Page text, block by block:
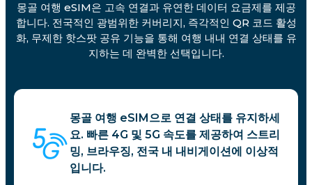
몽골 여행 eSIM은 고속 연결과 유연한 데이터 요금제를 제공
합니다. 전국적인 광범위한 커버리지, 즉각적인 QR 코드 활성
화, 무제한 핫스팟 공유 기능을 통해 여행 내내 연결 상태를 유
지하는 데 완벽한 선택입니다.
몽골 여행 eSIM으로 연결 상태를 유지하세
요. 빠른 4G 및 5G 속도를 제공하여 스트리
밍, 브라우징, 전국 내 내비게이션에 이상적
입니다.